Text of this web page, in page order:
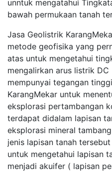
unntuk mengatahui
bawah permukaan tanah
Jasa Geolistrik
metode geofisika yang
atas untuk mengetahui
mengalirkan arus listrik
mempunyai tegangan
KarangMekar untuk
eksplorasi pertambangan
terdapat didalam lapisan
eksplorasi mineral
jenis lapisan tanah
untuk mengetahui lapisan
menjadi akuifer ( lapisan